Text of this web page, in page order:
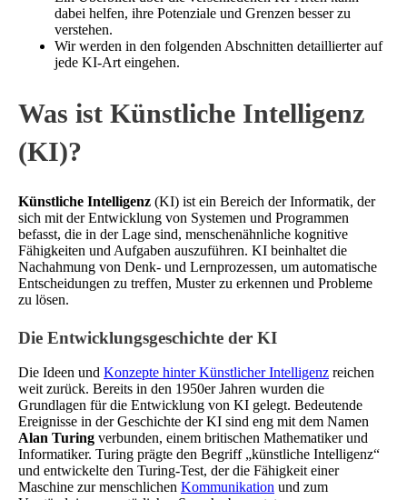
dabei helfen, ihre Potenziale und Grenzen besser zu
verstehen.
Wir werden in den folgenden Abschnitten detaillierter auf
jede KI-Art eingehen.
Was ist Künstliche Intelligenz
(KI)?
Künstliche Intelligenz (KI) ist ein Bereich der Informatik, der
sich mit der Entwicklung von Systemen und Programmen
befasst, die in der Lage sind, menschenähnliche kognitive
Fähigkeiten und Aufgaben auszuführen. KI beinhaltet die
Nachahmung von Denk- und Lernprozessen, um automatische
Entscheidungen zu treffen, Muster zu erkennen und Probleme
zu lösen.
Die Entwicklungsgeschichte der KI
Die Ideen und Konzepte hinter Künstlicher Intelligenz reichen
weit zurück. Bereits in den 1950er Jahren wurden die
Grundlagen für die Entwicklung von KI gelegt. Bedeutende
Ereignisse in der Geschichte der KI sind eng mit dem Namen
Alan Turing verbunden, einem britischen Mathematiker und
Informatiker. Turing prägte den Begriff „künstliche Intelligenz“
und entwickelte den Turing-Test, der die Fähigkeit einer
Maschine zur menschlichen Kommunikation und zum